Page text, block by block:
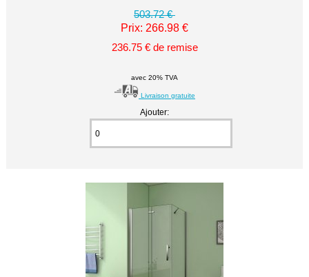
503.72 €
Prix: 266.98 €
236.75 € de remise
avec 20% TVA
Livraison gratuite
Ajouter: